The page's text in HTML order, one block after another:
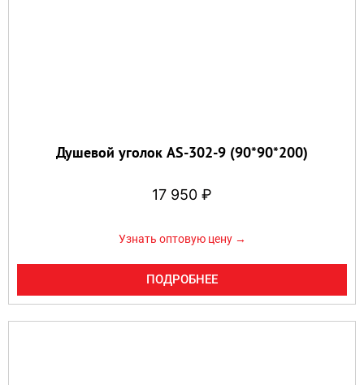
Душевой уголок AS-302-9 (90*90*200)
17 950 ₽
Узнать оптовую цену →
ПОДРОБНЕЕ